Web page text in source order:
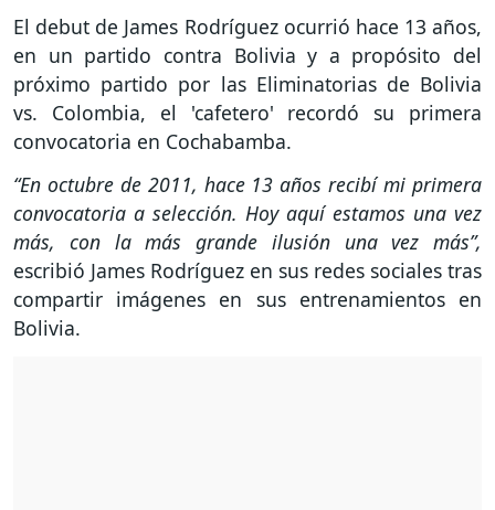
El debut de James Rodríguez ocurrió hace 13 años,
en un partido contra Bolivia y a propósito del
próximo partido por las Eliminatorias de Bolivia
vs. Colombia, el 'cafetero' recordó su primera
convocatoria en Cochabamba.
“En octubre de 2011, hace 13 años recibí mi primera
convocatoria a selección. Hoy aquí estamos una vez
más, con la más grande ilusión una vez más”,
escribió James Rodríguez en sus redes sociales tras
compartir imágenes en sus entrenamientos en
Bolivia.